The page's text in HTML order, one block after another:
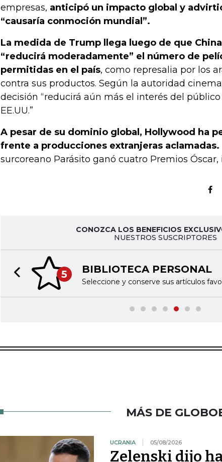
empresas, anticipó un impacto global y
“causaría conmoción mundial”.
La medida de Trump llega luego de que
“reducirá moderadamente” el número de
permitidas en el país, como represalia por los
contra sus productos. Según la autoridad
decisión “reducirá aún más el interés del
EE.UU.”
A pesar de su dominio global, Hollywood ha
frente a producciones extranjeras aclamadas.
surcoreano Parásito ganó cuatro Premios
CONOZCA LOS BENEFICIOS
NUESTROS SUSCRIPTORES
5 BIBLIOTECA PERSONAL
Seleccione y conserve sus artículos
Previous slide
MÁS DE
UCRANIA 05/08/2026
Zelenski dijo